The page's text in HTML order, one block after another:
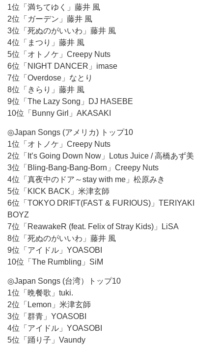
1位「満ちてゆく」藤井 風
2位「ガーデン」藤井 風
3位「死ぬのがいいわ」藤井 風
4位「まつり」藤井 風
5位「オトノケ」Creepy Nuts
6位「NIGHT DANCER」imase
7位「Overdose」なとり
8位「きらり」藤井 風
9位「The Lazy Song」DJ HASEBE
10位「Bunny Girl」AKASAKI
◎Japan Songs (アメリカ) トップ10
1位「オトノケ」Creepy Nuts
2位「It’s Going Down Now」Lotus Juice / 高橋あず美
3位「Bling-Bang-Bang-Born」Creepy Nuts
4位「真夜中のドア～stay with me」松原みき
5位「KICK BACK」米津玄師
6位「TOKYO DRIFT(FAST & FURIOUS)」TERIYAKI
BOYZ
7位「ReawakeR (feat. Felix of Stray Kids)」LiSA
8位「死ぬのがいいわ」藤井 風
9位「アイドル」YOASOBI
10位「The Rumbling」SiM
◎Japan Songs (台湾）トップ10
1位「晩餐歌」tuki.
2位「Lemon」米津玄師
3位「群青」YOASOBI
4位「アイドル」YOASOBI
5位「踊り子」Vaundy